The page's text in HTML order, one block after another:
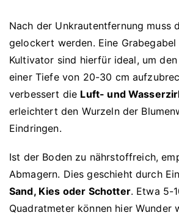
Nach der Unkrautentfernung muss
gelockert werden. Eine
Kultivator sind hierfür ideal, um
einer Tiefe von 20-30 cm
verbessert die Luft- und
erleichtert den Wurzeln der
Eindringen.
Ist der Boden zu nährstoffreich,
Abmagern. Dies geschieht durch
Sand, Kies oder Schotter. Etwa 5-
Quadratmeter können hier Wunder